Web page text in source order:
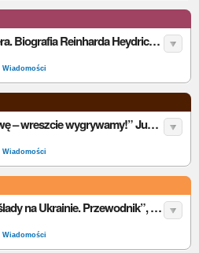
Premiera: „Kat Hitlera. Biografia Reinharda Heydricha”, R. Gerwarth. Przerażał nawet nazistów
Wiadomości
„Zdobyliśmy Moskwę – wreszcie wygrywamy!” Już 13 września premiera czwartego tomu powieści Jacka Komudy „Samozwaniec” [patronat]
Wiadomości
Premiera: „Polskie ślady na Ukrainie. Przewodnik”, M. i M. Osip-Pokrywka [patronat]
Wiadomości